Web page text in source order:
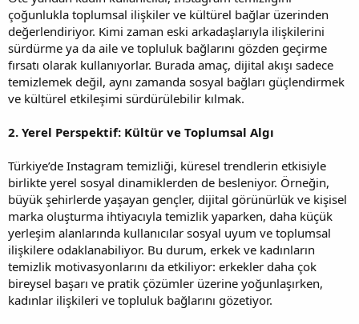
çoğunlukla toplumsal ilişkiler ve kültürel bağlar üzerinden
değerlendiriyor. Kimi zaman eski arkadaşlarıyla ilişkilerini
sürdürme ya da aile ve topluluk bağlarını gözden geçirme
fırsatı olarak kullanıyorlar. Burada amaç, dijital akışı sadece
temizlemek değil, aynı zamanda sosyal bağları güçlendirmek
ve kültürel etkileşimi sürdürülebilir kılmak.
2. Yerel Perspektif: Kültür ve Toplumsal Algı
Türkiye’de Instagram temizliği, küresel trendlerin etkisiyle
birlikte yerel sosyal dinamiklerden de besleniyor. Örneğin,
büyük şehirlerde yaşayan gençler, dijital görünürlük ve kişisel
marka oluşturma ihtiyacıyla temizlik yaparken, daha küçük
yerleşim alanlarında kullanıcılar sosyal uyum ve toplumsal
ilişkilere odaklanabiliyor. Bu durum, erkek ve kadınların
temizlik motivasyonlarını da etkiliyor: erkekler daha çok
bireysel başarı ve pratik çözümler üzerine yoğunlaşırken,
kadınlar ilişkileri ve topluluk bağlarını gözetiyor.